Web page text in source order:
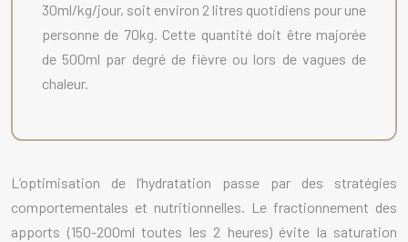
30ml/kg/jour, soit environ 2 litres quotidiens pour une
personne de 70kg. Cette quantité doit être majorée
de 500ml par degré de fièvre ou lors de vagues de
chaleur.
L’optimisation de l’hydratation passe par des stratégies
comportementales et nutritionnelles. Le fractionnement des
apports (150-200ml toutes les 2 heures) évite la saturation